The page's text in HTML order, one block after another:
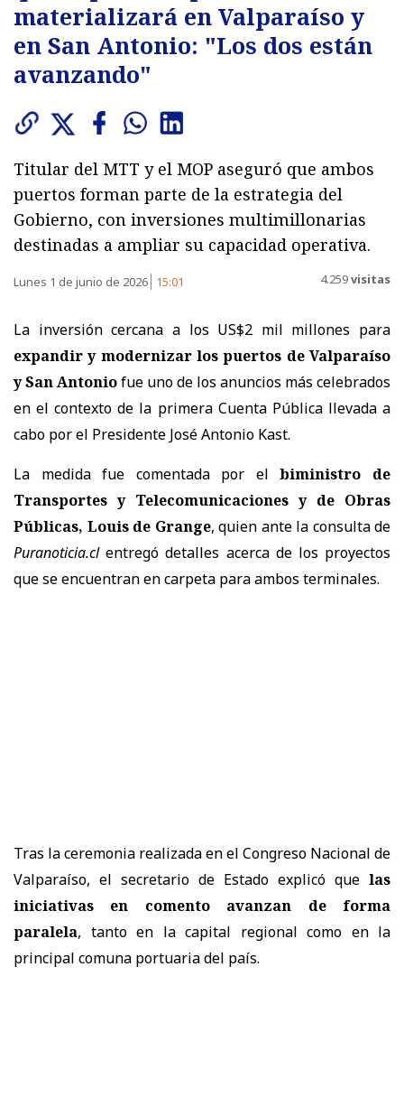
materializará en Valparaíso y
en San Antonio: "Los dos están
avanzando"
Titular del MTT y el MOP aseguró que ambos
puertos forman parte de la estrategia del
Gobierno, con inversiones multimillonarias
destinadas a ampliar su capacidad operativa.
Lunes 1 de junio de 2026 15:01 4.259visitas
La inversión cercana a los US$2 mil millones para
expandir y modernizar los puertos de Valparaíso
y San Antoniofue uno de los anuncios más celebrados
en el contexto de la primera Cuenta Pública llevada a
cabo por el Presidente José Antonio Kast.
La medida fue comentada por elbiministro de
Transportes y Telecomunicaciones y de Obras
Públicas, Louis de Grange, quien ante la consulta de
Puranoticia.clentregó detalles acerca de los proyectos
que se encuentran en carpeta para ambos terminales.
Tras la ceremonia realizada en el Congreso Nacional de
Valparaíso, el secretario de Estado explicó que las
iniciativas en comento avanzan de forma
paralela, tanto en la capital regional como en la
principal comuna portuaria del país.